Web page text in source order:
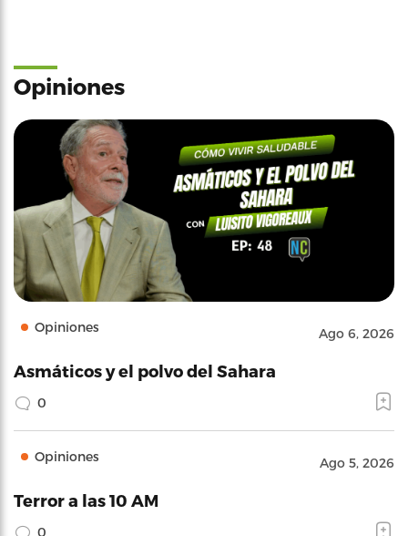
Opiniones
Opiniones Ago 6, 2026
Asmáticos y el polvo del Sahara
0
Opiniones Ago 5, 2026
Terror a las 10 AM
0